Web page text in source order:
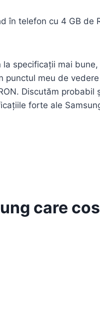
în telefon cu 4 GB
specificații mai
punctul meu de
Discutăm
forte ale
care